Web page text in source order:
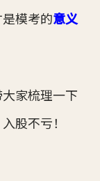
模考的意义
家梳理一下
股不亏！